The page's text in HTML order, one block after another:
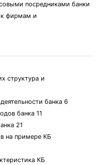
посредниками банки
к фирмам и
структура и
банка 6
банка 11
21
на примере КБ
КБ